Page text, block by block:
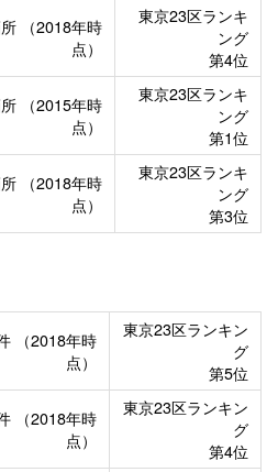
（2018年時
点）
東京23区ランキ
ング
第4位
（2015年時
点）
東京23区ランキ
ング
第1位
（2018年時
点）
東京23区ランキ
ング
第3位
（2018年時
点）
東京23区ランキン
グ
第5位
（2018年時
点）
東京23区ランキン
グ
第4位